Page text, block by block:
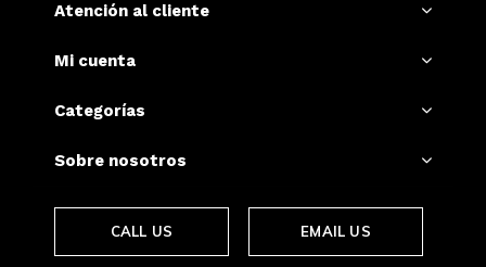
Atención al cliente
Mi cuenta
Categorías
Sobre nosotros
CALL US EMAIL US